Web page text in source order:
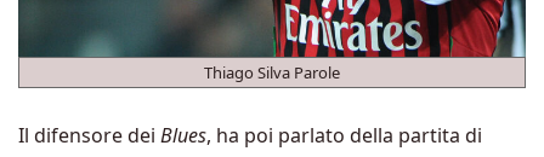
Thiago Silva Parole
Il difensore dei Blues, ha poi parlato della partita di